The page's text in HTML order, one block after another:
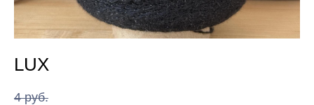
LUX
4 pуб.